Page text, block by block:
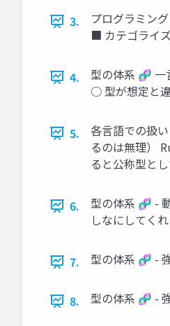
3.
プログラミン
■ カテゴライ
4.
型の体系 🧬 一
○ 型が想定と
5.
各言語での扱
るのは無理）
ると公称型と
6.
型の体系 🧬 -
しなにしてく
7. 型の体系 🧬 -
8. 型の体系 🧬 -